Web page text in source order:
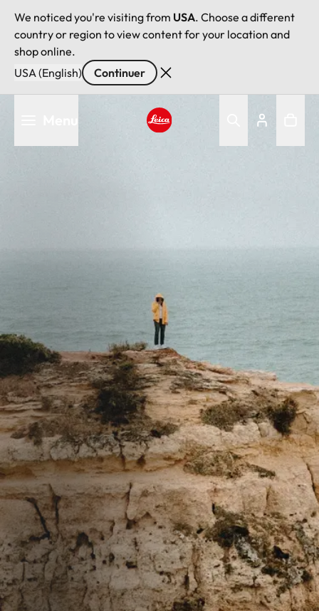
We noticed you're visiting from USA. Choose a different
country or region to view content for your location and
shop online.
USA (English)
Continuer